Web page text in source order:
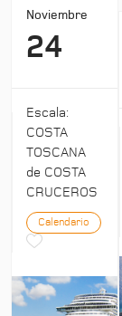
Noviembre
24
Escala:
COSTA
TOSCANA
de COSTA
CRUCEROS
Calendario